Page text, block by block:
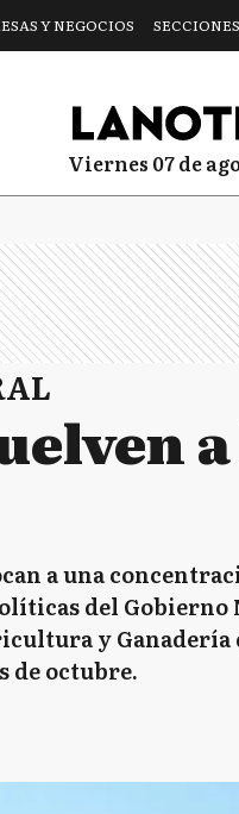
Y NEGOCIOS
viernes 07 de
a una
del
y Ganadería
de octubre.